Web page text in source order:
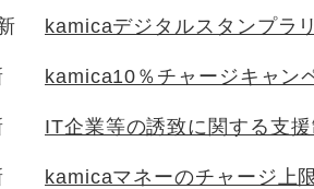
kamicaデジタルスタンプラ
kamica10％チャージキャン
IT企業等の誘致に関する支援
kamicaマネーのチャージ上